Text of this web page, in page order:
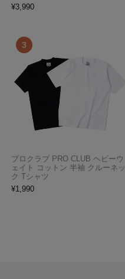
¥3,990
プロクラブ PRO CLUB ヘビーウ
ェイト コットン 半袖 クルーネッ
ク Tシャツ
¥1,990